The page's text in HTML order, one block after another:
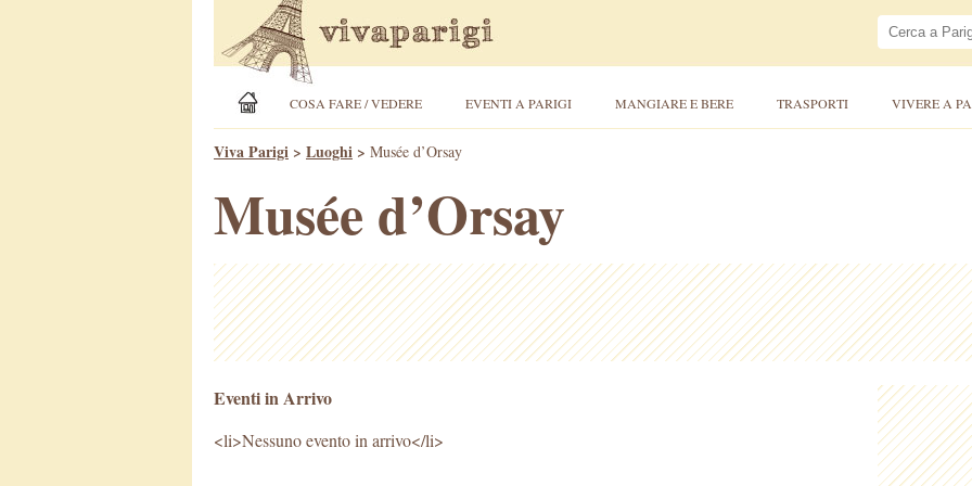
COSA FARE / VEDERE EVENTI A PARIGI MANGIARE E BERE TRASPORTI VIVERE A
Viva Parigi > Luoghi > Musée d’Orsay
Musée d’Orsay
Eventi in Arrivo
<li>Nessuno evento in arrivo</li>